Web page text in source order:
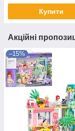
Купити
Акційні
–15%